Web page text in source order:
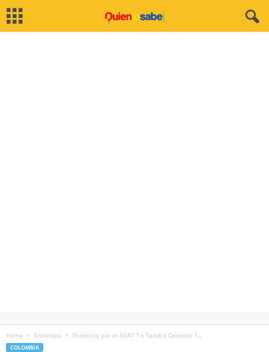
Home Colombia Polémica por el SOAT ? o Tendrá Cambios ?…
COLOMBIA